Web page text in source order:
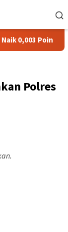
Poin
Polres